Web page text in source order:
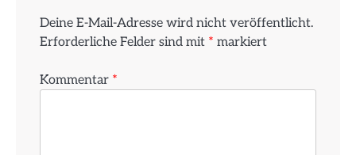
Deine E-Mail-Adresse wird nicht veröffentlicht.
Erforderliche Felder sind mit * markiert
Kommentar *